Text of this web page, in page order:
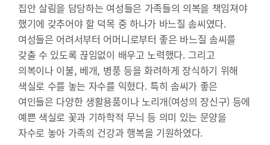
집안 살림을 담당하는 여성들은 가족들의 의복을 책임져야
했기에 갖추어야 할 덕목 중 하나가 바느질 솜씨였다.
여성들은 어려서부터 어머니로부터 좋은 바느질 솜씨를
갖출 수 있도록 끊임없이 배우고 노력했다. 그리고
의복이나 이불, 베개, 병풍 등을 화려하게 장식하기 위해
색실로 수를 놓는 자수를 익혔다. 특히 솜씨가 좋은
여인들은 다양한 생활용품이나 노리개(여성의 장신구) 등에
예쁜 색실로 꽃과 기하학적 무늬 등 의미 있는 문양을
자수로 놓아 가족의 건강과 행복을 기원하였다.